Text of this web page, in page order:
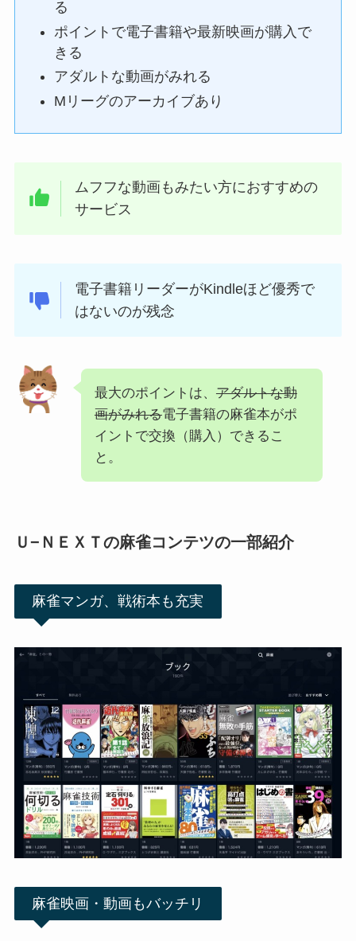
る
ポイントで電子書籍や最新映画が購入で
きる
アダルトな動画がみれる
Mリーグのアーカイブあり
ムフフな動画もみたい方におすすめの
サービス
電子書籍リーダーがKindleほど優秀で
はないのが残念
最大のポイントは、 アダルトな動
画がみれる電子書籍の麻雀本がポ
イントで交換（購入）できるこ
と。
Ｕ−ＮＥＸＴの麻雀コンテツの一部紹介
麻雀マンガ、戦術本も充実
麻雀映画・動画もバッチリ